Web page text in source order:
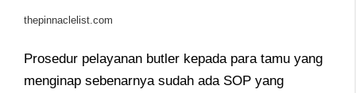
thepinnaclelist.com
Prosedur pelayanan butler kepada para tamu yang
menginap sebenarnya sudah ada SOP yang